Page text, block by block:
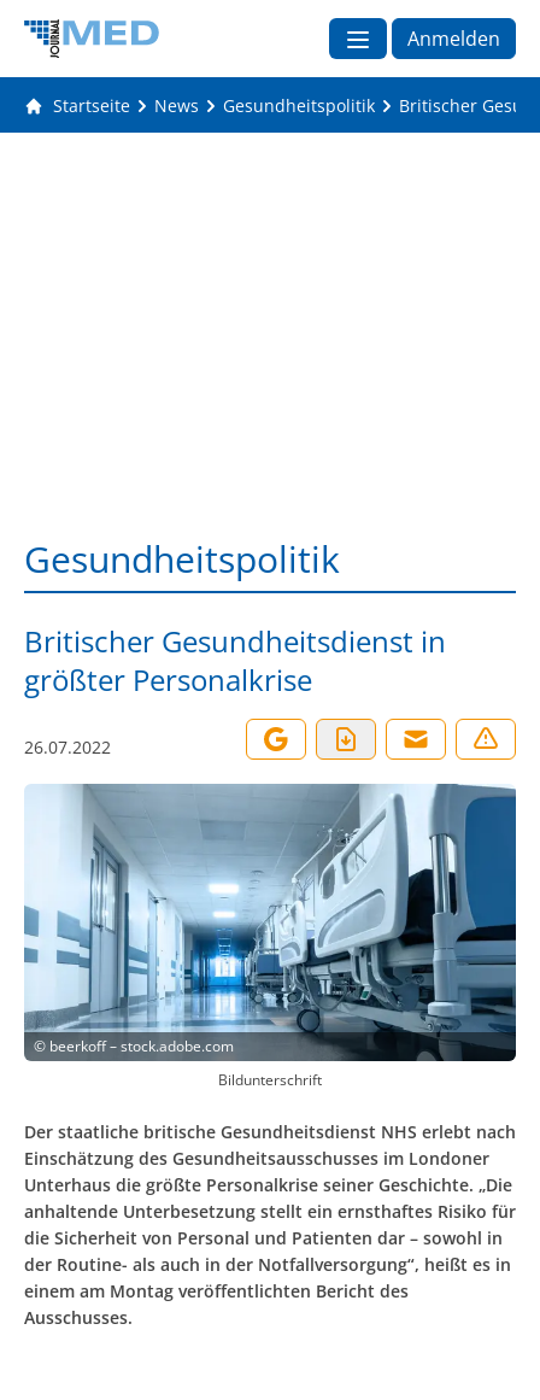
Anmelden
Startseite News Gesundheitspolitik Britischer
Gesundheitspolitik
Britischer Gesundheitsdienst in
größter Personalkrise
26.07.2022
© beerkoff – stock.adobe.com
Bildunterschrift
Der staatliche britische Gesundheitsdienst NHS erlebt nach
Einschätzung des Gesundheitsausschusses im Londoner
Unterhaus die größte Personalkrise seiner Geschichte. „Die
anhaltende Unterbesetzung stellt ein ernsthaftes Risiko für
die Sicherheit von Personal und Patienten dar – sowohl in
der Routine- als auch in der Notfallversorgung“, heißt es in
einem am Montag veröffentlichten Bericht des
Ausschusses.